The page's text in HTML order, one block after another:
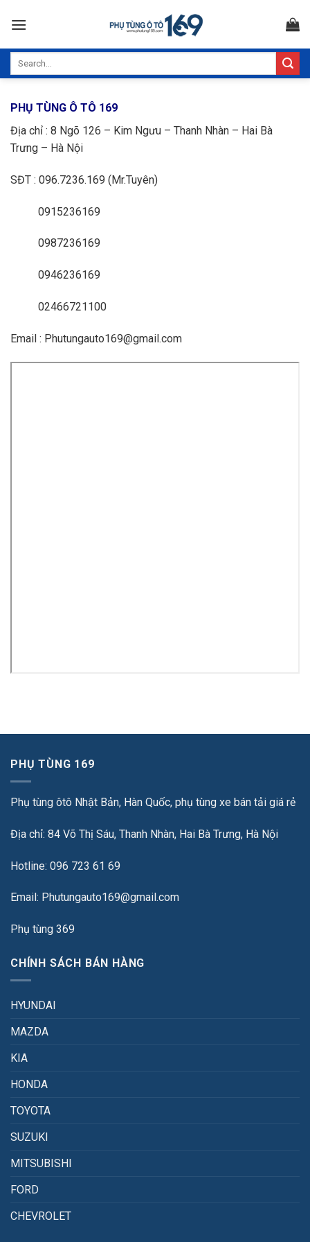
PHỤ TÙNG Ô TÔ 169
Địa chỉ : 8 Ngõ 126 – Kim Ngưu – Thanh Nhàn – Hai Bà
Trưng – Hà Nội
SĐT : 096.7236.169 (Mr.Tuyên)
0915236169
0987236169
0946236169
02466721100
Email : Phutungauto169@gmail.com
PHỤ TÙNG 169
Phụ tùng ôtô Nhật Bản, Hàn Quốc, phụ tùng xe bán tải giá rẻ
Địa chỉ: 84 Võ Thị Sáu, Thanh Nhàn, Hai Bà Trưng, Hà Nội
Hotline: 096 723 61 69
Email: Phutungauto169@gmail.com
Phụ tùng 369
CHÍNH SÁCH BÁN HÀNG
HYUNDAI
MAZDA
KIA
HONDA
TOYOTA
SUZUKI
MITSUBISHI
FORD
CHEVROLET